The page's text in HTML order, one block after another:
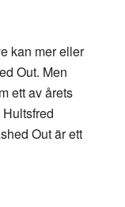
kan mer eller
Out. Men
ett av årets
Out är ett